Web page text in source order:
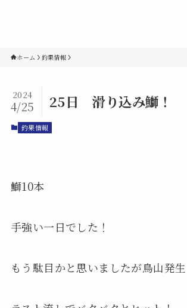
ホーム 釣果情報
25日 滑り込み鰤！
2024
4/25
釣果情報
鰤10本
手強い一日でした！
もう駄目かと思いましたが鳥山発生